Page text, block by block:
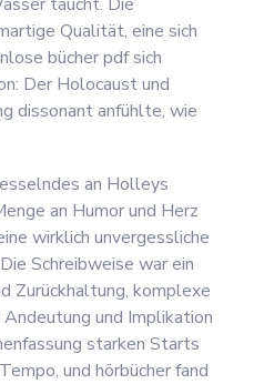
Qualität, eine sich
bücher pdf sich
Der Holocaust und
dissonant anfühlte, wie
an Holleys
an Humor und Herz
wirklich unvergessliche
Schreibweise war ein
Zurückhaltung, komplexe
und Implikation
starken Starts
und hörbücher fand